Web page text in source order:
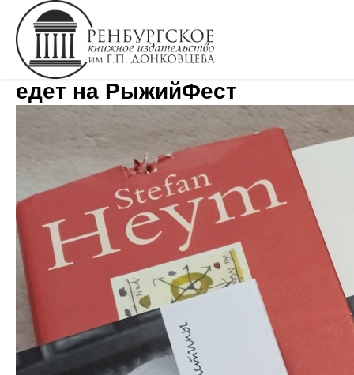
"Оренбургское книжное"
едет на РыжийФест